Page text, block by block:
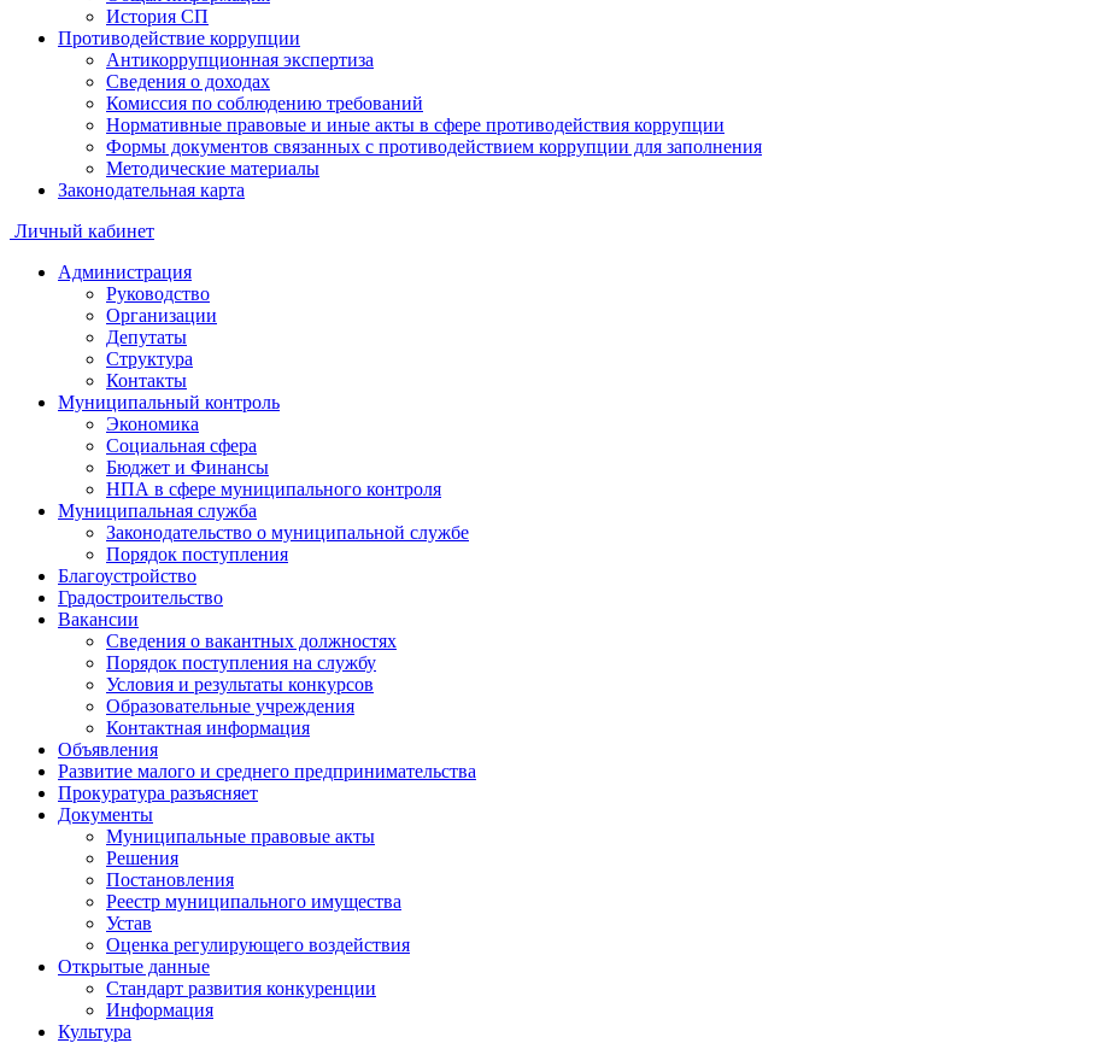
История СП
Противодействие коррупции
Антикоррупционная экспертиза
Сведения о доходах
Комиссия по соблюдению требований
Нормативные правовые и иные акты в сфере противодействия коррупции
Формы документов связанных с противодействием коррупции для заполнения
Методические материалы
Законодательная карта
Личный кабинет
Администрация
Руководство
Организации
Депутаты
Структура
Контакты
Муниципальный контроль
Экономика
Социальная сфера
Бюджет и Финансы
НПА в сфере муниципального контроля
Муниципальная служба
Законодательство о муниципальной службе
Порядок поступления
Благоустройство
Градостроительство
Вакансии
Сведения о вакантных должностях
Порядок поступления на службу
Условия и результаты конкурсов
Образовательные учреждения
Контактная информация
Объявления
Развитие малого и среднего предпринимательства
Прокуратура разъясняет
Документы
Муниципальные правовые акты
Решения
Постановления
Реестр муниципального имущества
Устав
Оценка регулирующего воздействия
Открытые данные
Стандарт развития конкуренции
Информация
Культура